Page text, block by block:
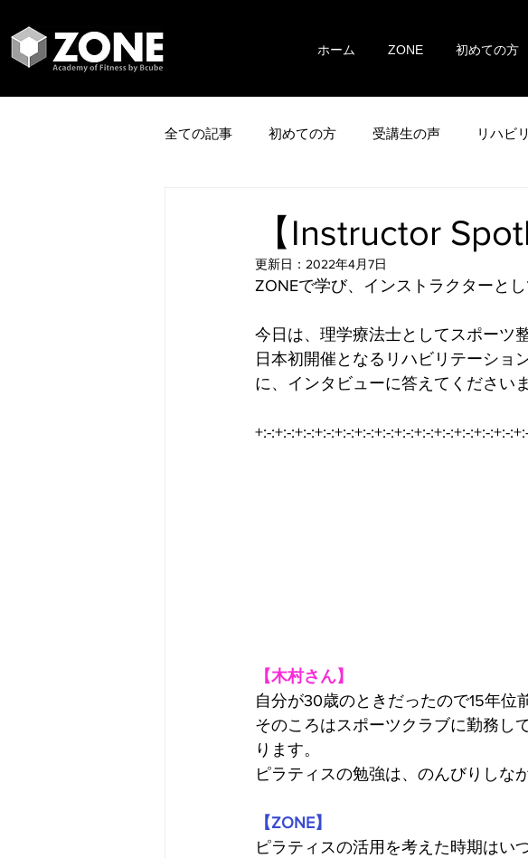
ホーム ZONE 初めての方
全ての記事 初めての方 受講生の声 リハビ
【Instructor
更新日： 2022年4月7日
ZONEで学び、インストラクターと
今日は、理学療法士としてスポーツ
日本初開催となるリハビリテーショ
に、インタビューに答えてくださいま
+:-:+:-:+:-:+:-:+:-:+:-:+:-:+:-:+:-:+:-:+:-:+:-:+:-
【木村さん】
自分が30歳のときだったので15年位
そのころはスポーツクラブに勤務し
ります。
ピラティスの勉強は、のんびりしな
【ZONE】
ピラティスの活用を考えた時期はい